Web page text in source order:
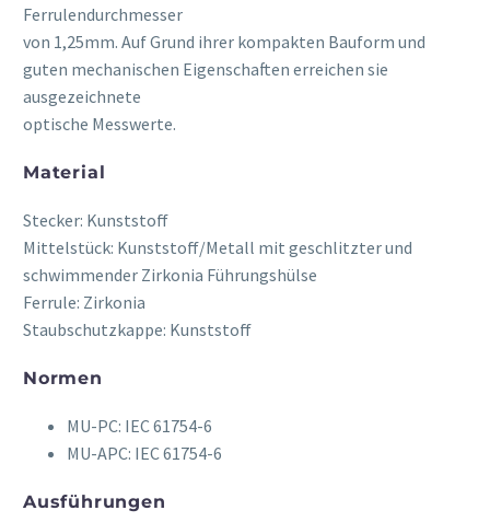
Ferrulendurchmesser
von 1,25mm. Auf Grund ihrer kompakten Bauform und
guten mechanischen Eigenschaften erreichen sie
ausgezeichnete
optische Messwerte.
Material
Stecker: Kunststoff
Mittelstück: Kunststoff/Metall mit geschlitzter und
schwimmender Zirkonia Führungshülse
Ferrule: Zirkonia
Staubschutzkappe: Kunststoff
Normen
MU-PC: IEC 61754-6
MU-APC: IEC 61754-6
Ausführungen